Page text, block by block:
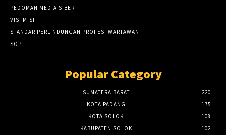
PEDOMAN MEDIA SIBER
VISI MISI
STANDAR PERLINDUNGAN PROFESI WARTAWAN
SOP
Popular Category
SUMATERA BARAT
220
KOTA PADANG
175
KOTA SOLOK
108
KABUPATEN SOLOK
102